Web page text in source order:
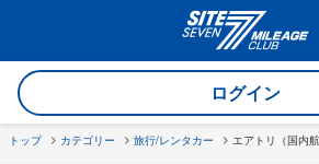
ログイン
トップ カテゴリー 旅行/レンタカー エアトリ（国内